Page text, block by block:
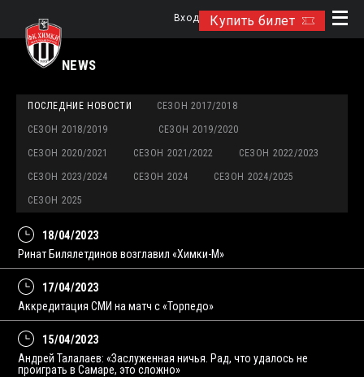
Купить билет
Вход
NEWS
ПОСЛЕДНИЕ НОВОСТИ СЕЗОН 2017/2018
СЕЗОН 2018/2019 СЕЗОН 2019/2020
СЕЗОН 2020/2021 СЕЗОН 2021/2022 СЕЗОН 2022/2023
СЕЗОН 2023/2024 СЕЗОН 2024 СЕЗОН 2024/2025
СЕЗОН 2025
18/04/2023
Ринат Билялетдинов возглавил «Химки-М»
17/04/2023
Аккредитация СМИ на матч с «Торпедо»
15/04/2023
Андрей Талалаев: «Заслуженная ничья. Рад, что удалось не
проиграть в Самаре, это сложно»